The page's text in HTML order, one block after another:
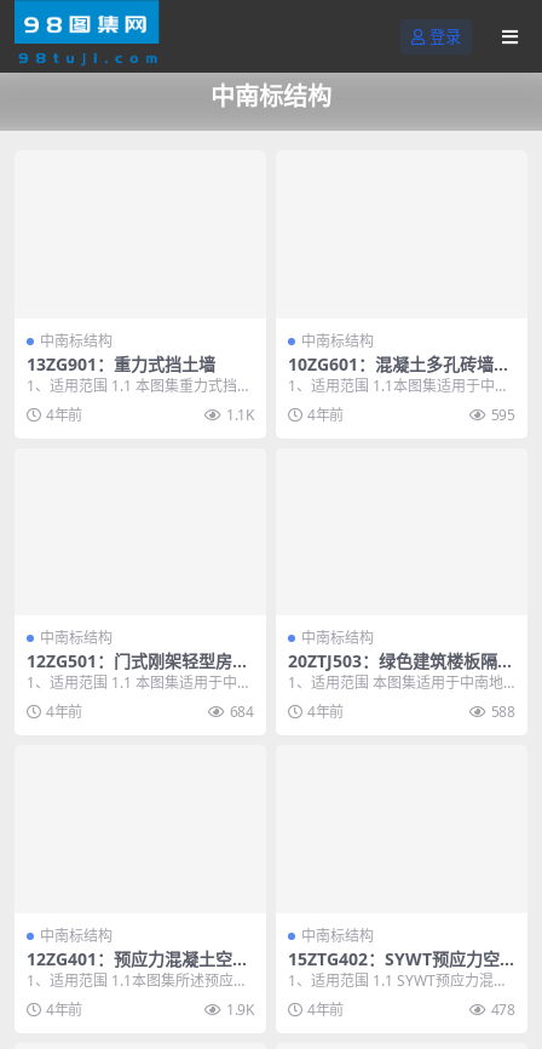
登录
中南标结构
中南标结构
13ZG901：重力式挡土墙
1、适用范围 1.1 本图集重力式挡土
墙适用于非抗震设防区及抗震设防
烈度为6、7...
4年前 1.1K
中南标结构
10ZG601：混凝土多孔砖墙体
结构构造
1、适用范围 1.1本图集适用于中南
地区非抗震设防区及抗震设防烈度6
~8度地区的...
4年前 595
中南标结构
12ZG501：门式刚架轻型房屋
钢结构
1、适用范围 1.1 本图集适用于中南
地区非抗震设防区及抗震设防烈度
为6、7度及...
4年前 684
中南标结构
20ZTJ503：绿色建筑楼板隔声
构造
1、适用范围 本图集适用于中南地
区新建、改建和扩建的民用建筑工
程绿色建筑设计的楼...
4年前 588
中南标结构
12ZG401：预应力混凝土空心
板
1、适用范围 1.1本图集所述预应力
混凝土空心板适用于非抗震设防地
区一般工业与民...
4年前 1.9K
中南标结构
15ZTG402：SYWT预应力空
心叠合板
1、适用范围 1.1 SYWT预应力混凝
土空心叠合板(简称叠合板)适用于抗
震设防...
4年前 478